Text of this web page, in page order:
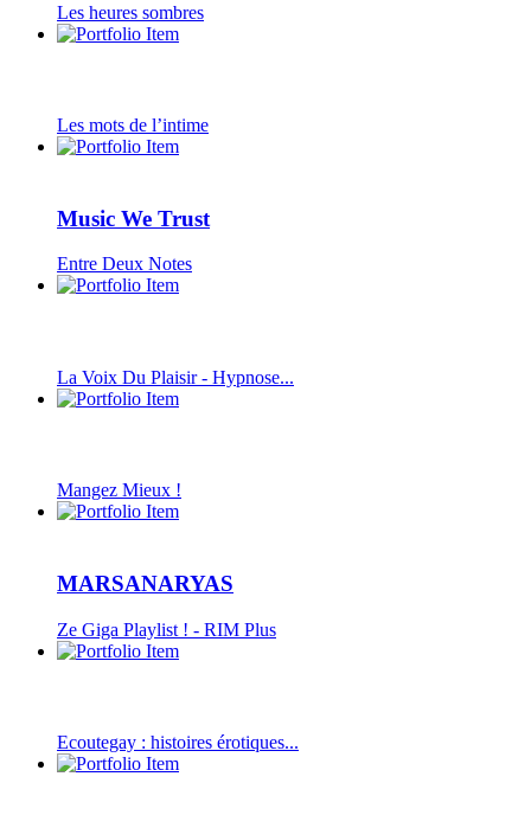
Les heures sombres
Les mots de l’intime
Music We Trust
Entre Deux Notes
La Voix Du Plaisir - Hypnose...
Mangez Mieux !
MARSANARYAS
Ze Giga Playlist ! - RIM Plus
Ecoutegay : histoires érotiques...